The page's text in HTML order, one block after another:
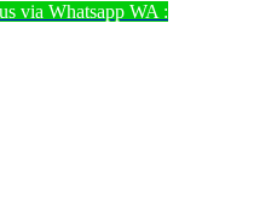
via Whatsapp WA :